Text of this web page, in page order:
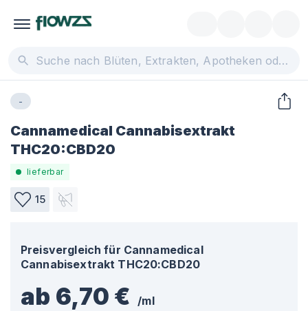
-
Cannamedical Cannabisextrakt
THC20:CBD20
lieferbar
15
Preisvergleich für Cannamedical
Cannabisextrakt THC20:CBD20
ab 6,70 € /ml